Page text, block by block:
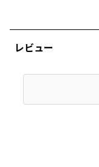
レビュー